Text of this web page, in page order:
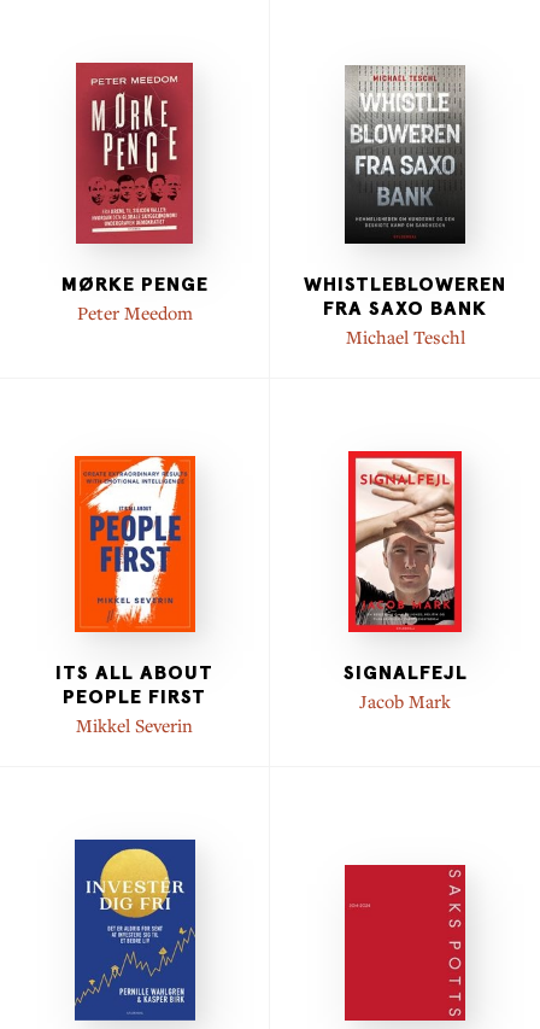
MØRKE PENGE
Peter Meedom
WHISTLEBLOWEREN
FRA SAXO BANK
Michael Teschl
ITS ALL ABOUT
PEOPLE FIRST
Mikkel Severin
SIGNALFEJL
Jacob Mark